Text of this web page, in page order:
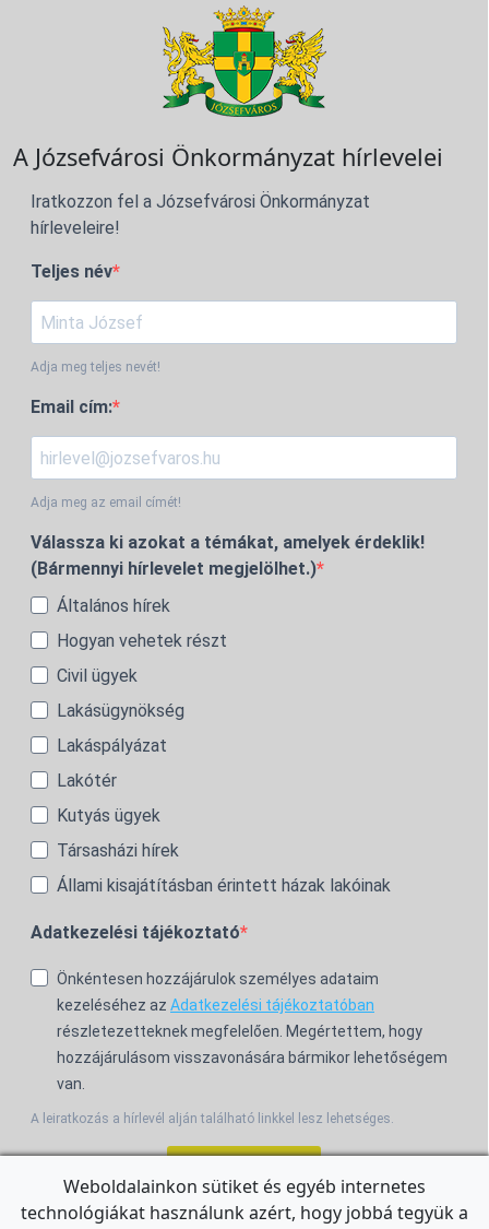
A Józsefvárosi Önkormányzat hírlevelei
Iratkozzon fel a Józsefvárosi Önkormányzat
hírleveleire!
Teljes név
Adja meg teljes nevét!
Email cím:
Adja meg az email címét!
Válassza ki azokat a témákat, amelyek érdeklik!
(Bármennyi hírlevelet megjelölhet.)
Általános hírek
Hogyan vehetek részt
Civil ügyek
Lakásügynökség
Lakáspályázat
Lakótér
Kutyás ügyek
Társasházi hírek
Állami kisajátításban érintett házak lakóinak
Adatkezelési tájékoztató
Önkéntesen hozzájárulok személyes adataim
kezeléséhez az Adatkezelési tájékoztatóban
részletezetteknek megfelelően. Megértettem, hogy
hozzájárulásom visszavonására bármikor lehetőségem
van.
A leiratkozás a hírlevél alján található linkkel lesz lehetséges.
Weboldalainkon sütiket és egyéb internetes
technológiákat használunk azért, hogy jobbá tegyük a